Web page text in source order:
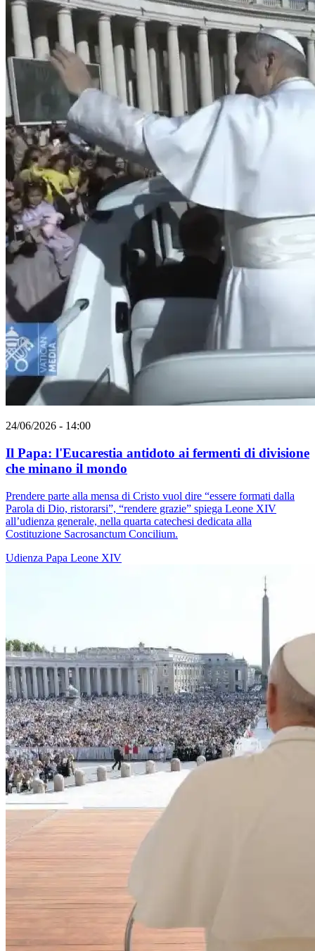
24/06/2026 - 14:00
Il Papa: l'Eucarestia antidoto ai fermenti di divisione
che minano il mondo
Prendere parte alla mensa di Cristo vuol dire “essere formati dalla
Parola di Dio, ristorarsi”, “rendere grazie” spiega Leone XIV
all’udienza generale, nella quarta catechesi dedicata alla
Costituzione Sacrosanctum Concilium.
Udienza Papa Leone XIV